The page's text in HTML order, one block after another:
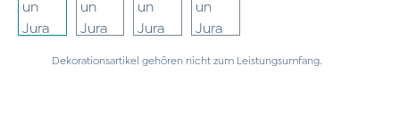
Dekorationsartikel gehören nicht zum Leistungsumfang.